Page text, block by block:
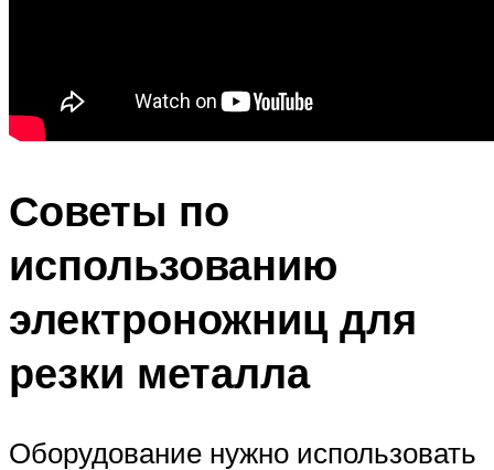
Советы по
использованию
электроножниц для
резки металла
Оборудование нужно использовать